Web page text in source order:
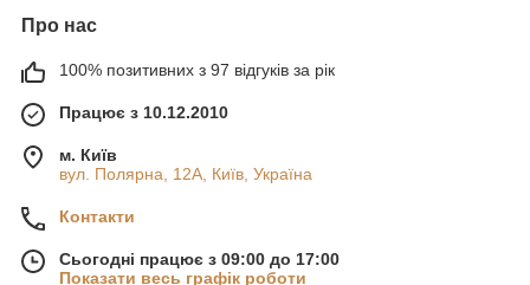
Про нас
100% позитивних з 97 відгуків за рік
Працює з 10.12.2010
м. Київ
вул. Полярна, 12А, Київ, Україна
Контакти
Сьогодні працює з 09:00 до 17:00
Показати весь графік роботи